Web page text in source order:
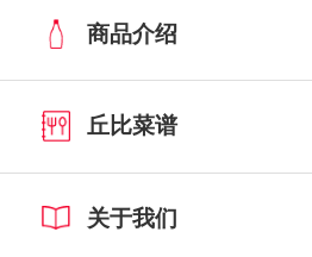
商品介绍
丘比菜谱
关于我们